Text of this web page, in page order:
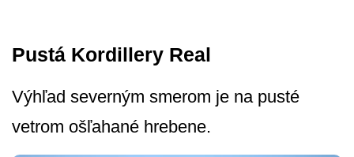
Pustá Kordillery Real
Výhľad severným smerom je na pusté
vetrom ošľahané hrebene.